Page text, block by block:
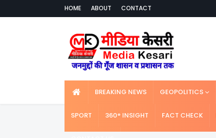
HOME ABOUT CONTACT
BREAKING NEWS GEOPOLITICS
SPORT 360° INSIGHT FACT CHECK